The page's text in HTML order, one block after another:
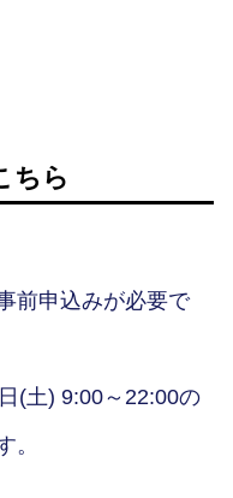
ちら
前申込みが必要で
(土) 9:00～22:00の
。